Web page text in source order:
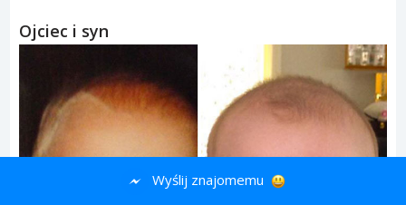
Ojciec i syn
Wyślij znajomemu